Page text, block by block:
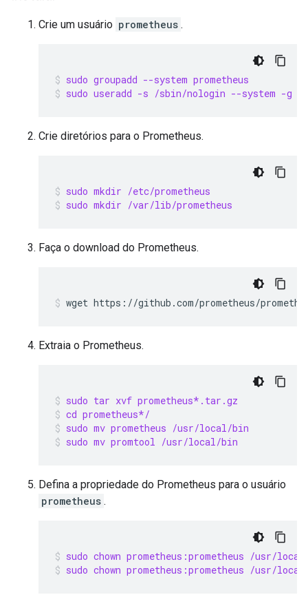
Crie um usuário prometheus .
sudo groupadd --system prometheus
sudo useradd -s /sbin/nologin --system -g
Crie diretórios para o Prometheus.
sudo mkdir /etc/prometheus
sudo mkdir /var/lib/prometheus
Faça o download do Prometheus.
Extraia o Prometheus.
sudo tar xvf prometheus*.tar.gz
cd prometheus*/
sudo mv prometheus /usr/local/bin
sudo mv promtool /usr/local/bin
Defina a propriedade do Prometheus para o usuário
prometheus .
sudo chown prometheus:prometheus /usr/
sudo chown prometheus:prometheus /usr/